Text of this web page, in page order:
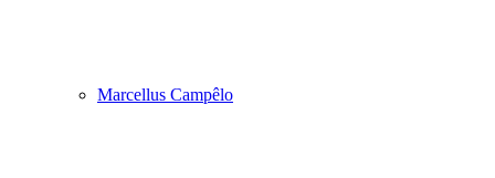
Marcellus Campêlo